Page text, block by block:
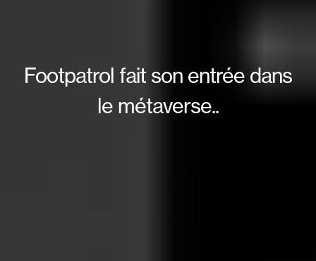
Footpatrol fait son entrée dans
le métaverse..